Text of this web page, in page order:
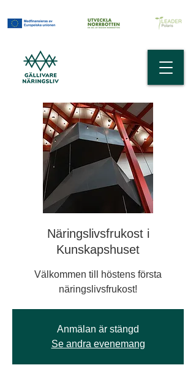
Näringslivsfrukost i
Kunskapshuset
Välkommen till höstens första
näringslivsfrukost!
Anmälan är stängd
Se andra evenemang